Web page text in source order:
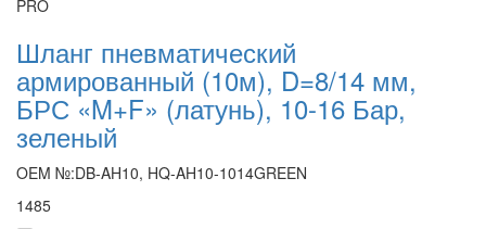
PRO
Шланг пневматический
армированный (10м), D=8/14 мм,
БРС «M+F» (латунь), 10-16 Бар,
зеленый
OEM №:DB-AH10, HQ-AH10-1014GREEN
1485